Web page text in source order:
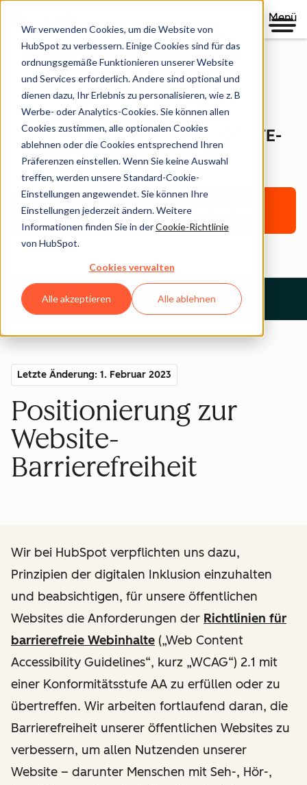
Wir verwenden Cookies, um die Website von
HubSpot zu verbessern. Einige Cookies sind für das
ordnungsgemäße Funktionieren unserer Website
und Services erforderlich. Andere sind optional und
dienen dazu, Ihr Erlebnis zu personalisieren, wie z. B
Werbe- oder Analytics-Cookies. Sie können allen
Cookies zustimmen, alle optionalen Cookies
ablehnen oder die Cookies entsprechend Ihren
Präferenzen einstellen. Wenn Sie keine Auswahl
treffen, werden unsere Standard-Cookie-
Einstellungen angewendet. Sie können Ihre
Einstellungen jederzeit ändern. Weitere
Informationen finden Sie in derCookie-Richtlinie
von HubSpot.
Cookies verwalten
Alle akzeptieren Alle ablehnen
Menü
Rechtsfragen
POSITIONIERUNG ZUR WEBSITE-
BARRIEREFREIHEIT
Zurück zur Startseite für Rechtsfragen
Menu
Letzte Änderung: 1. Februar 2023
Positionierung zur
Website-
Barrierefreiheit
Wir bei HubSpot verpflichten uns dazu,
Prinzipien der digitalen Inklusion einzuhalten
und beabsichtigen, für unsere öffentlichen
Websites die Anforderungen der Richtlinien für
barrierefreie Webinhalte („Web Content
Accessibility Guidelines“, kurz „WCAG“) 2.1 mit
einer Konformitätsstufe AA zu erfüllen oder zu
übertreffen. Wir arbeiten fortlaufend daran, die
Barrierefreiheit unserer öffentlichen Websites zu
verbessern, um allen Nutzenden unserer
Website – darunter Menschen mit Seh-, Hör-,